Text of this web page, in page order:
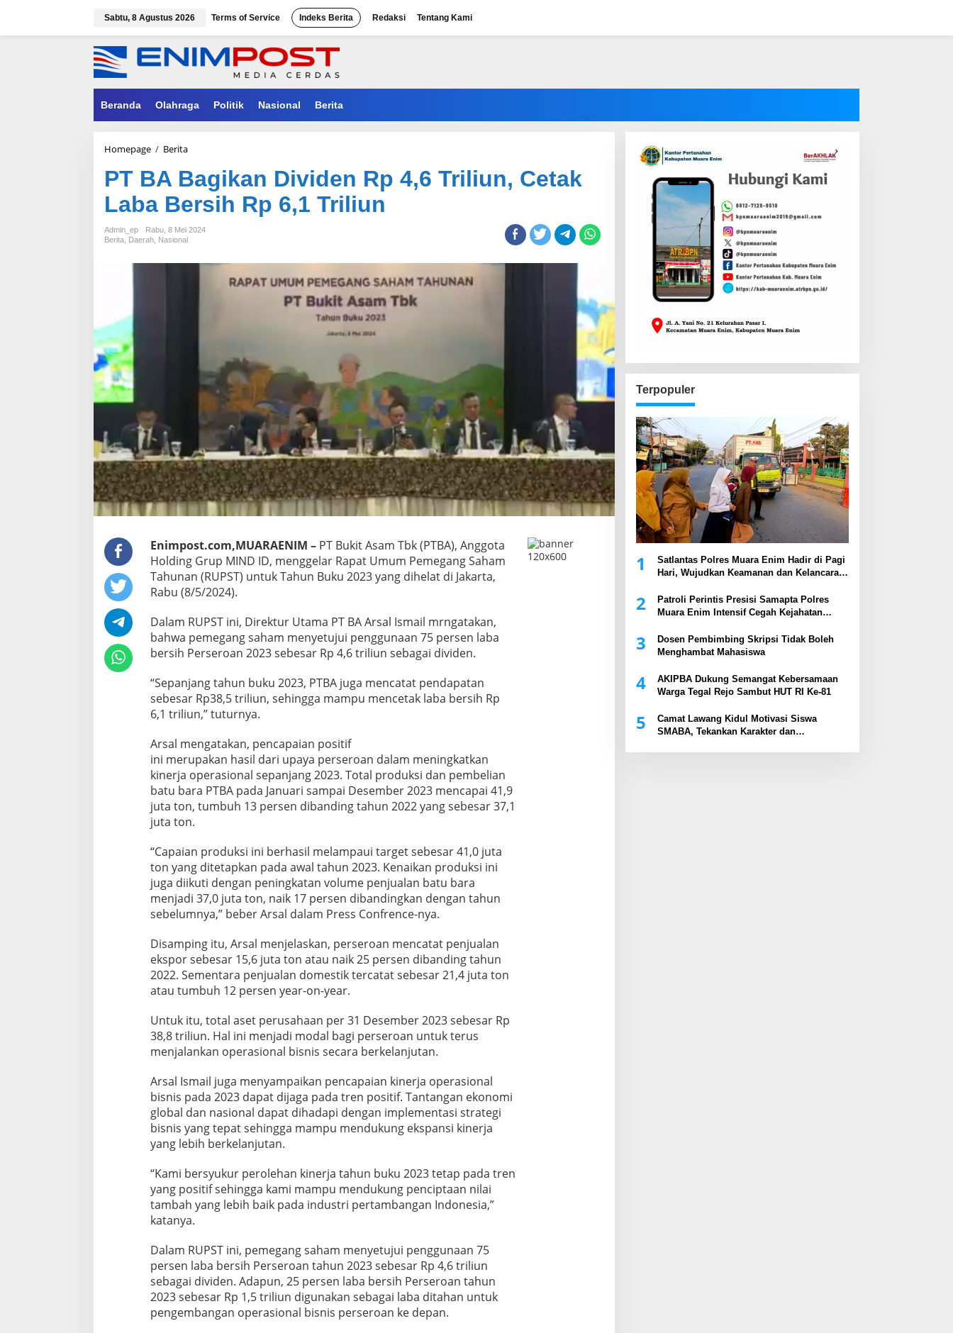
Sabtu, 8 Agustus 2026 Terms of Service Indeks Berita Redaksi Tentang Kami
Beranda Olahraga Politik Nasional Berita
Homepage / BeritaPT
Bagikan
Dividen
Rp
4,6
Triliun,
Cetak
Bersih
PT BA Bagikan Dividen Rp 4,6 Triliun, Cetak
Laba Bersih Rp 6,1 Triliun
Admin_ep
Rabu, 8 Mei 2024
Berita Daerah Nasional
Enimpost.com,MUARAENIM –PT Bukit Asam Tbk (PTBA), Anggota
Holding Grup MIND ID, menggelar Rapat Umum Pemegang Saham
Tahunan (RUPST) untuk Tahun Buku 2023 yang dihelat di Jakarta,
Rabu (8/5/2024).
Dalam RUPST ini, Direktur Utama PT BA Arsal Ismail mrngatakan,
bahwa pemegang saham menyetujui penggunaan 75 persen laba
bersih Perseroan 2023 sebesar Rp 4,6 triliun sebagai dividen.
“Sepanjang tahun buku 2023, PTBA juga mencatat pendapatan
sebesar Rp38,5 triliun, sehingga mampu mencetak laba bersih Rp
6,1 triliun,” tuturnya.
Arsal mengatakan, pencapaian positif
ini merupakan hasil dari upaya perseroan dalam meningkatkan
kinerja operasional sepanjang 2023. Total produksi dan pembelian
batu bara PTBA pada Januari sampai Desember 2023 mencapai 41,9
juta ton, tumbuh 13 persen dibanding tahun 2022 yang sebesar 37,1
juta ton.
“Capaian produksi ini berhasil melampaui target sebesar 41,0 juta
ton yang ditetapkan pada awal tahun 2023. Kenaikan produksi ini
juga diikuti dengan peningkatan volume penjualan batu bara
menjadi 37,0 juta ton, naik 17 persen dibandingkan dengan tahun
sebelumnya,” beber Arsal dalam Press Confrence-nya.
Disamping itu, Arsal menjelaskan, perseroan mencatat penjualan
ekspor sebesar 15,6 juta ton atau naik 25 persen dibanding tahun
2022. Sementara penjualan domestik tercatat sebesar 21,4 juta ton
atau tumbuh 12 persen year-on-year.
Untuk itu, total aset perusahaan per 31 Desember 2023 sebesar Rp
38,8 triliun. Hal ini menjadi modal bagi perseroan untuk terus
menjalankan operasional bisnis secara berkelanjutan.
Arsal Ismail juga menyampaikan pencapaian kinerja operasional
bisnis pada 2023 dapat dijaga pada tren positif. Tantangan ekonomi
global dan nasional dapat dihadapi dengan implementasi strategi
bisnis yang tepat sehingga mampu mendukung ekspansi kinerja
yang lebih berkelanjutan.
“Kami bersyukur perolehan kinerja tahun buku 2023 tetap pada tren
yang positif sehingga kami mampu mendukung penciptaan nilai
tambah yang lebih baik pada industri pertambangan Indonesia,”
katanya.
Dalam RUPST ini, pemegang saham menyetujui penggunaan 75
persen laba bersih Perseroan tahun 2023 sebesar Rp 4,6 triliun
sebagai dividen. Adapun, 25 persen laba bersih Perseroan tahun
2023 sebesar Rp 1,5 triliun digunakan sebagai laba ditahan untuk
pengembangan operasional bisnis perseroan ke depan.
Terpopuler
1
Satlantas Polres Muara Enim Hadir di Pagi
Hari, Wujudkan Keamanan dan Kelancaran
2
Patroli Perintis Presisi Samapta Polres
Muara Enim Intensif Cegah Kejahatan
3
Dosen Pembimbing Skripsi Tidak Boleh
Menghambat Mahasiswa
4
AKIPBA Dukung Semangat Kebersamaan
Warga Tegal Rejo Sambut HUT RI Ke-81
5
Camat Lawang Kidul Motivasi Siswa
SMABA, Tekankan Karakter dan